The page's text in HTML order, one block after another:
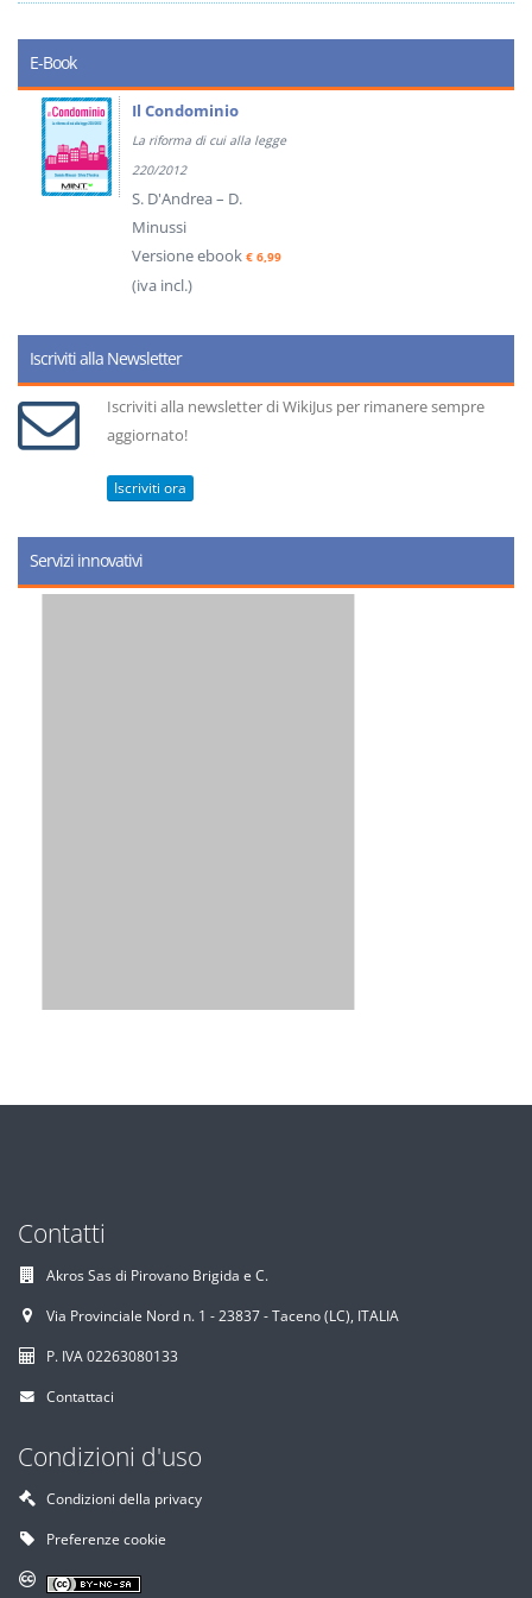
E-Book
Il Condominio
La riforma di cui alla legge
220/2012
S. D'Andrea – D.
Minussi
Versione ebook € 6,99
(iva incl.)
Iscriviti alla Newsletter
Iscriviti alla newsletter di WikiJus per rimanere sempre
aggiornato!
Iscriviti ora
Servizi innovativi
Contatti
Akros Sas di Pirovano Brigida e C.
Via Provinciale Nord n. 1 - 23837 - Taceno (LC), ITALIA
P. IVA 02263080133
Contattaci
Condizioni d'uso
Condizioni della privacy
Preferenze cookie